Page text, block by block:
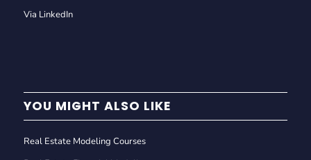
Via LinkedIn
YOU MIGHT ALSO LIKE
Real Estate Modeling Courses